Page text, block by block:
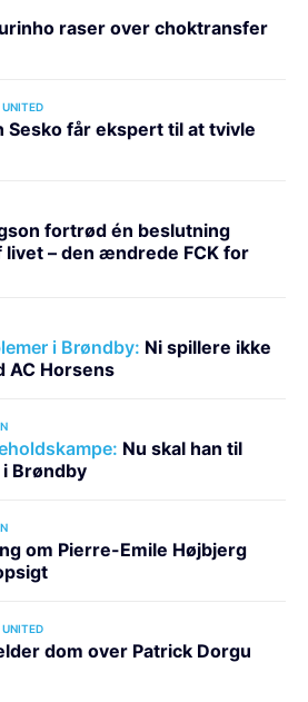
raser over choktransfer
Sesko får ekspert til at tvivle
fortrød én beslutning
livet – den ændrede FCK for
i Brøndby: Ni spillere ikke
AC Horsens
Nu skal han til
Brøndby
om Pierre-Emile Højbjerg
dom over Patrick Dorgu